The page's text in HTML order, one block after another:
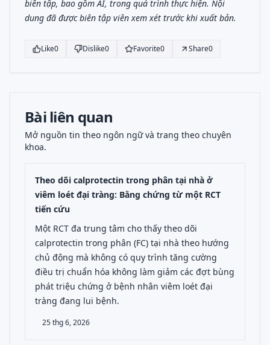
biên tập, bao gồm AI, trong quá trình thực hiện. Nội
dung đã được biên tập viên xem xét trước khi xuất bản.
Like0 Dislike0 Favorite0 Share0
Bài liên quan
Mở nguồn tin theo ngôn ngữ và trang theo chuyên
khoa.
Theo dõi calprotectin trong phân tại nhà ở
viêm loét đại tràng: Bằng chứng từ một RCT
tiến cứu
Một RCT đa trung tâm cho thấy theo dõi
calprotectin trong phân (FC) tại nhà theo hướng
chủ động mà không có quy trình tăng cường
điều trị chuẩn hóa không làm giảm các đợt bùng
phát triệu chứng ở bệnh nhân viêm loét đại
tràng đang lui bệnh.
25 thg 6, 2026